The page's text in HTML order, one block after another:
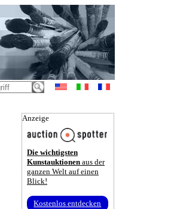
Anzeige
Die wichtigsten
Kunstauktionen aus der
ganzen Welt auf einen
Blick!
Kostenlos entdecken